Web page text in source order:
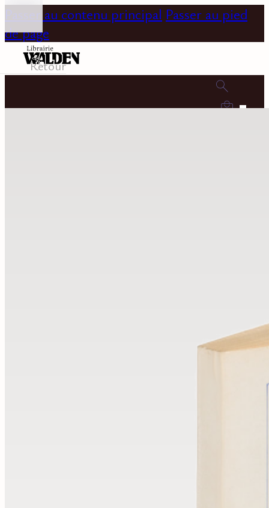
Passer au contenu principal Passer au pied
de page
0
Retour